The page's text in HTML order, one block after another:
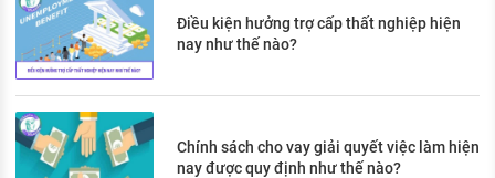
Điều kiện hưởng trợ cấp thất nghiệp hiện
nay như thế nào?
Chính sách cho vay giải quyết việc làm hiện
nay được quy định như thế nào?